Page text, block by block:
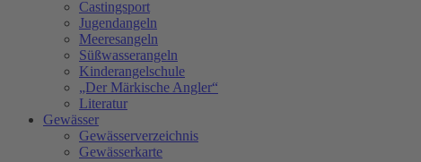
Castingsport
Jugendangeln
Meeresangeln
Süßwasserangeln
Kinderangelschule
„Der Märkische Angler“
Literatur
Gewässer
Gewässerverzeichnis
Gewässerkarte